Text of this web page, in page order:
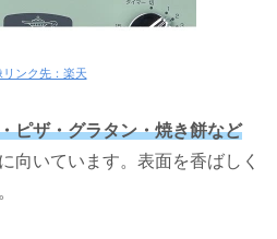
リンク先：楽天
ピザ・グラタン・焼き餅など
に向いています。表面を香ばしく